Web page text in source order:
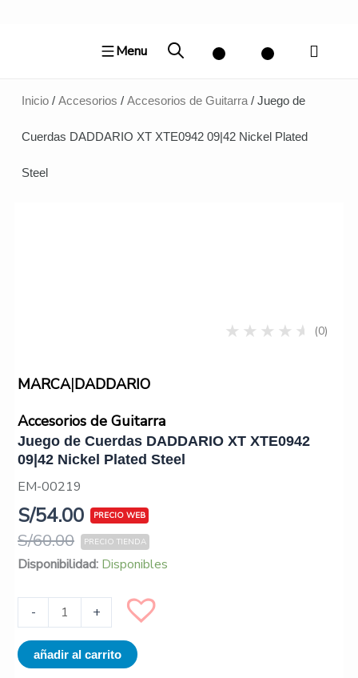
Menu
Inicio/ Accesorios / Accesorios de Guitarra/ Juego de
Cuerdas DADDARIO XT XTE0942 09|42 Nickel Plated
Steel
(0)
MARCA|DADDARIO
Accesorios de Guitarra
Juego de Cuerdas DADDARIO XT XTE0942
09|42 Nickel Plated Steel
EM-00219
S/60.00
S/54.00
Disponibilidad: Disponibles
-
Juego
Cuerdas
DADDARIO
XT
XTE0942
+
añadir al carrito